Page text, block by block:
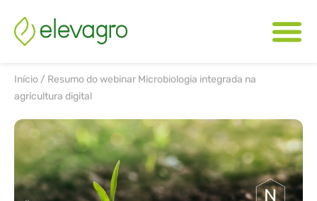
Início / Resumo do webinar Microbiologia integrada na
agricultura digital